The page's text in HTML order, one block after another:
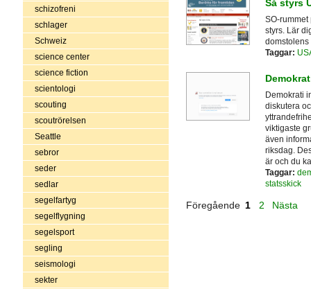
schizofreni
schlager
Schweiz
science center
science fiction
scientologi
scouting
scoutrörelsen
Seattle
sebror
seder
sedlar
segelfartyg
segelflygning
segelsport
segling
seismologi
sekter
Så styrs
SO-
styrs. Lär
domstolens
Taggar:
Demokrati
diskutera
viktigaste
även
riksdag.
är och du
Taggar:
statsskick
Föregående 1 2 Nästa